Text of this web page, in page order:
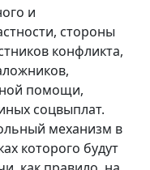
и
стороны
конфликта,
помощи,
соцвыплат.
механизм в
которого будут